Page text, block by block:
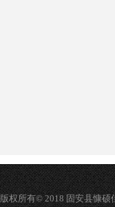
版权所有© 2018 固安县慷硕